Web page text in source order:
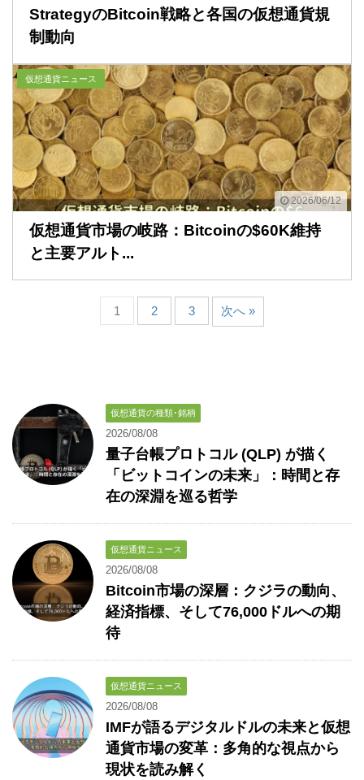
StrategyのBitcoin戦略と各国の仮想通貨規
制動向
2026/06/12
仮想通貨ニュース
仮想通貨市場の岐路：Bitcoinの$60K維持
と主要アルト...
1 2 3 次へ »
仮想通貨の種類･銘柄
2026/08/08
量子台帳プロトコル (QLP) が描く
「ビットコインの未来」：時間と存
在の深淵を巡る哲学
仮想通貨ニュース
2026/08/08
Bitcoin市場の深層：クジラの動向、
経済指標、そして76,000ドルへの期
待
仮想通貨ニュース
2026/08/08
IMFが語るデジタルドルの未来と仮想
通貨市場の変革：多角的な視点から
現状を読み解く